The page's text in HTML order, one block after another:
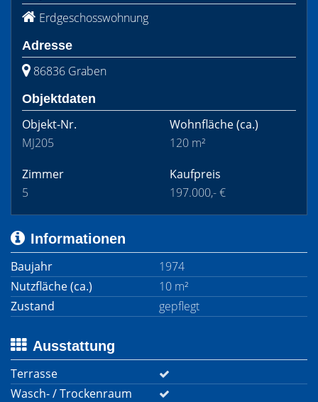
Erdgeschosswohnung
Adresse
86836 Graben
Objektdaten
Objekt-Nr.
MJ205
Wohnfläche(ca.)
120 m²
Zimmer
5
Kaufpreis
197.000,- €
Informationen
Baujahr
1974
Nutzfläche (ca.)
10 m²
Zustand
gepflegt
Ausstattung
Terrasse
Wasch- / Trockenraum